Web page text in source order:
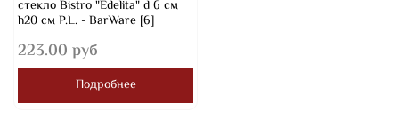
стекло Bistro "Edelita" d 6 см
h20 см P.L. - BarWare [6]
223.00 руб
Подробнее